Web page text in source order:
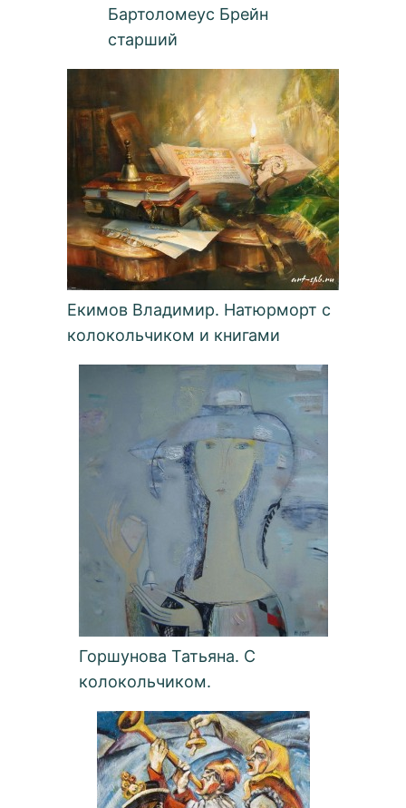
Бартоломеус Брейн
старший
Екимов Владимир. Натюрморт с
колокольчиком и книгами
Горшунова Татьяна. С
колокольчиком.